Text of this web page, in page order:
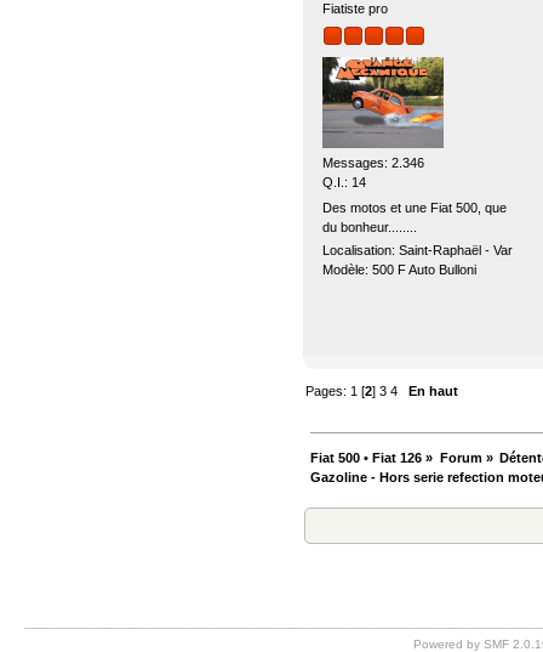
Fiatiste pro
Messages: 2.346
Q.I.: 14
Des motos et une Fiat 500, que
du bonheur........
Localisation: Saint-Raphaël - Var
Modèle: 500 F Auto Bulloni
Pages: 1 [2]3 4 En haut
Fiat 500 • Fiat 126 » Forum»
Gazoline - Hors serie refection
Powered by SMF